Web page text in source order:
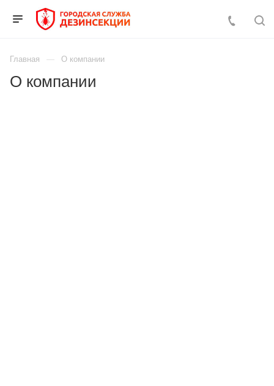
Главная О компании
О компании